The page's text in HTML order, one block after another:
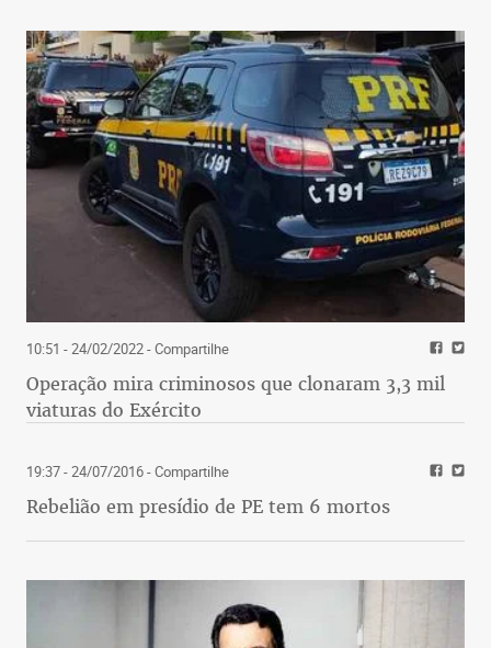
10:51 - 24/02/2022- Compartilhe
Operação mira criminosos que clonaram 3,3 mil
viaturas do Exército
19:37 - 24/07/2016- Compartilhe
Rebelião em presídio de PE tem 6 mortos